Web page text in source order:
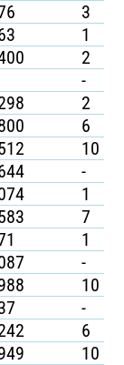
3
1
2
-
2
6
10
-
1
7
1
-
10
-
6
10